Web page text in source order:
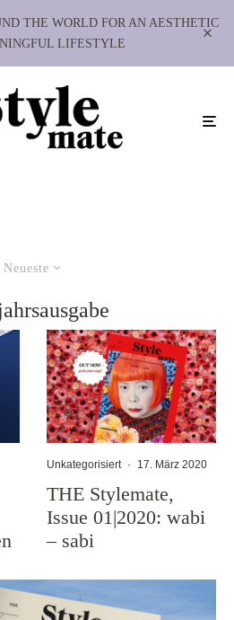
THE WORLD FOR AN AESTHETIC
LIFESTYLE
Neueste
Unkategorisiert · 17. März 2020
THE Stylemate,
Issue 01|2020: wabi
– sabi